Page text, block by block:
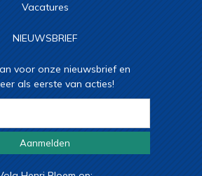
Vacatures
NIEUWSBRIEF
voor onze nieuwsbrief en
als eerste van acties!
Aanmelden